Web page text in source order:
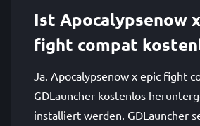
Ist Apocalypsenow
fight compat
Ja. Apocalypsenow x epic fight
GDLauncher kostenlos
installiert werden. GDLauncher